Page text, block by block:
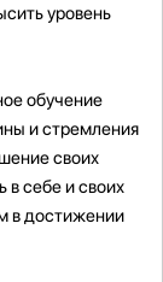
уровень
обучение
и стремления
своих
в себе и своих
в достижении